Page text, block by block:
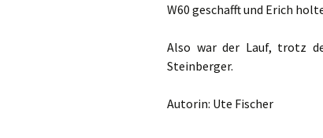
W60 geschafft und Erich
Also war der Lauf, trotz
Steinberger.
Autorin: Ute Fischer